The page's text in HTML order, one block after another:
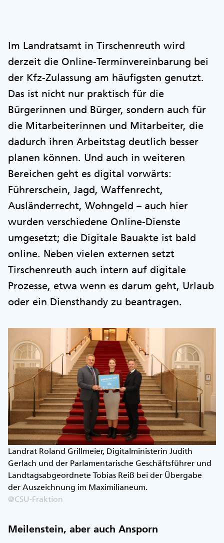
Im Landratsamt in Tirschenreuth wird
derzeit die Online-Terminvereinbarung bei
der Kfz-Zulassung am häufigsten genutzt.
Das ist nicht nur praktisch für die
Bürgerinnen und Bürger, sondern auch für
die Mitarbeiterinnen und Mitarbeiter, die
dadurch ihren Arbeitstag deutlich besser
planen können. Und auch in weiteren
Bereichen geht es digital vorwärts:
Führerschein, Jagd, Waffenrecht,
Ausländerrecht, Wohngeld – auch hier
wurden verschiedene Online-Dienste
umgesetzt; die Digitale Bauakte ist bald
online. Neben vielen externen setzt
Tirschenreuth auch intern auf digitale
Prozesse, etwa wenn es darum geht, Urlaub
oder ein Diensthandy zu beantragen.
Landrat Roland Grillmeier, Digitalministerin Judith
Gerlach und der Parlamentarische Geschäftsführer und
Landtagsabgeordnete Tobias Reiß bei der Übergabe
der Auszeichnung im Maximilianeum.
@CSU-Fraktion
Meilenstein, aber auch Ansporn